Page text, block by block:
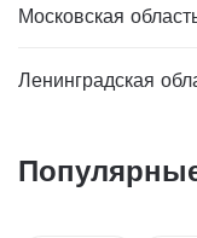
Московская
Ленинградская